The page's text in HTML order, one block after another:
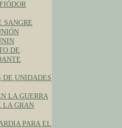
SANGRE
DE
DE UNIDADES
LA GUERRA
LA GRAN
PARA EL